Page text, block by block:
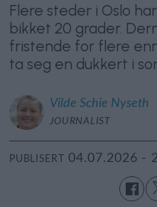
Flere steder i Oslo
bikket 20 grader.
fristende for flere
ta seg en dukkert i
Vilde Schie Nyseth
JOURNALIST
PUBLISERT 04.07.2026 -